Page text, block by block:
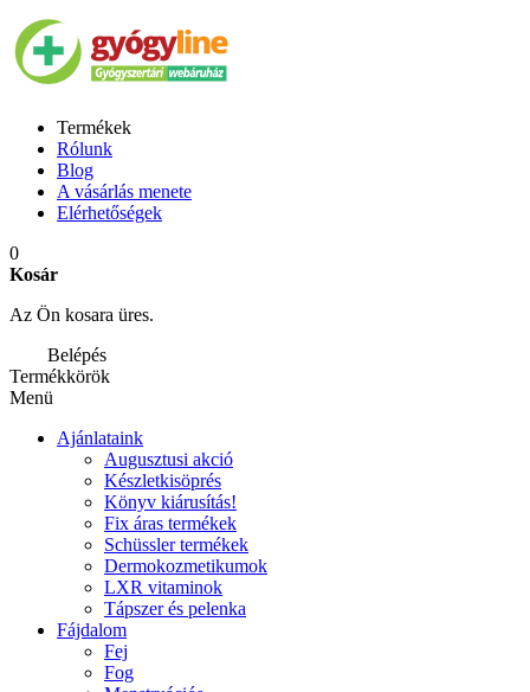
Termékek
Rólunk
Blog
A vásárlás menete
Elérhetőségek
0
Kosár
Az Ön kosara üres.
Belépés
Termékkörök
Menü
Ajánlataink
Augusztusi akció
Készletkisöprés
Könyv kiárusítás!
Fix áras termékek
Schüssler termékek
Dermokozmetikumok
LXR vitaminok
Tápszer és pelenka
Fájdalom
Fej
Fog